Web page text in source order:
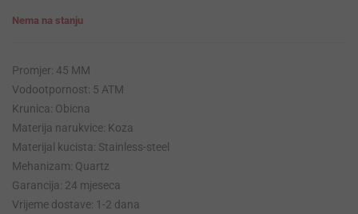
Nema na stanju
Promjer: 45 MM
Vodootpornost: 5 ATM
Krunica: Obicna
Materija narukvice: Koza
Materijal kucista: Stainless-steel
Mehanizam: Quartz
Garancija: 24 mjeseca
Vrijeme dostave: 1-2 dana